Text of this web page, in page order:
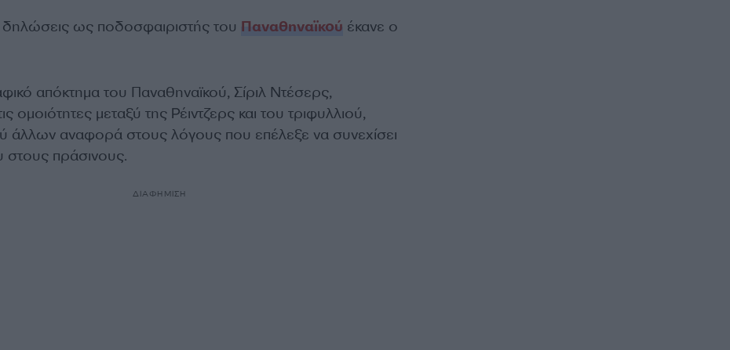
δηλώσεις ως ποδοσφαιριστής του Παναθηναϊκού έκανε ο
απόκτημα του Παναθηναϊκού, Σίριλ Ντέσερς,
ομοιότητες μεταξύ της Ρέιντζερς και του τριφυλλιού,
άλλων αναφορά στους λόγους που επέλεξε να συνεχίσει
στους πράσινους.
ΔΙΑΦΗΜΙΣΗ